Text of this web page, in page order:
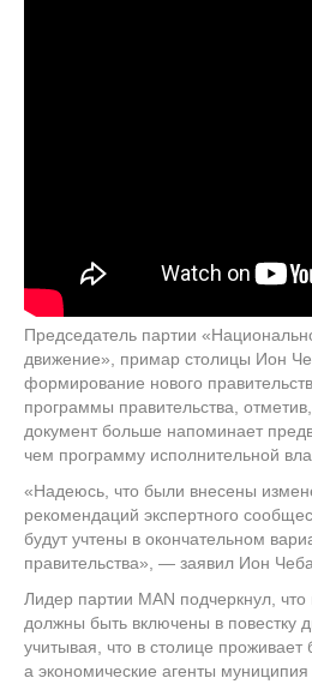
Председатель партии
движение», примар столицы Ион
формирование нового
программы правительства,
документ больше напоминает
чем программу исполнительной
«Надеюсь, что были внесены
рекомендаций экспертного
будут учтены в окончательном
правительства», — заявил Ион
Лидер партии MAN подчеркнул,
должны быть включены в повестку
учитывая, что в столице
а экономические агенты